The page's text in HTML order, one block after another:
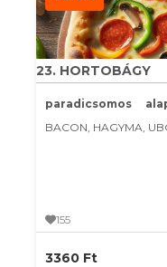
23. HORTOBÁGY
paradicsomos
BACON, HAGYMA,
155
3360 Ft